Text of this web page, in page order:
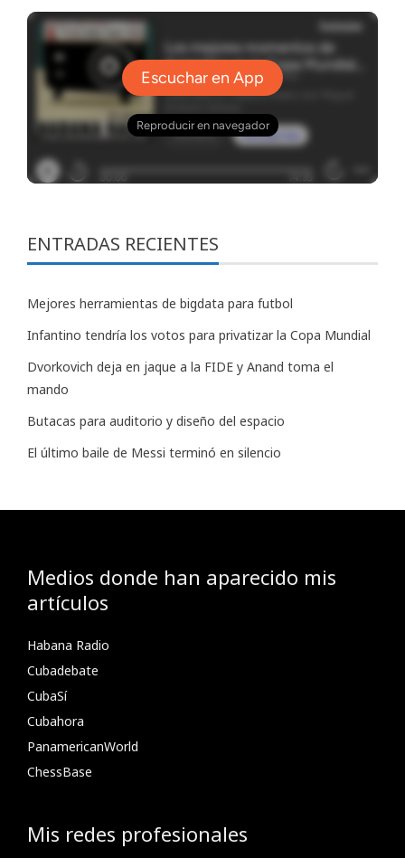
ENTRADAS RECIENTES
Mejores herramientas de bigdata para futbol
Infantino tendría los votos para privatizar la Copa Mundial
Dvorkovich deja en jaque a la FIDE y Anand toma el
mando
Butacas para auditorio y diseño del espacio
El último baile de Messi terminó en silencio
Medios donde han aparecido mis
artículos
Habana Radio
Cubadebate
CubaSí
Cubahora
PanamericanWorld
ChessBase
Mis redes profesionales